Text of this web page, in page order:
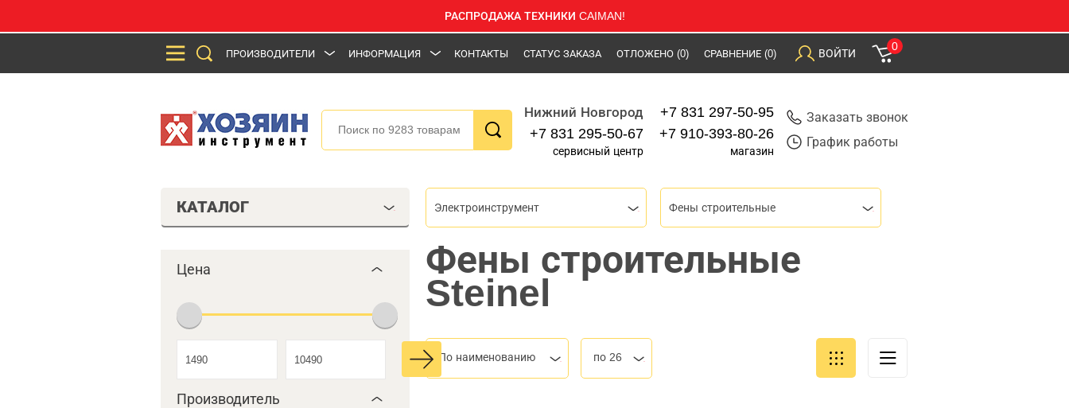
РАСПРОДАЖА ТЕХНИКИ CAIMAN!
ПРОИЗВОДИТЕЛИ ИНФОРМАЦИЯ КОНТАКТЫ СТАТУС ЗАКАЗА ОТЛОЖЕНО (0) СРАВНЕНИЕ (0) ВОЙТИ
0
Нижний Новгород
+7 831 295-50-67
сервисный центр
+7 831 297-50-95
+7 910-393-80-26
магазин
Заказать звонок
График работы
КАТАЛОГ
Цена
Производитель
Электроинструмент Фены строительные
Фены строительные
Steinel
По наименованию по 26